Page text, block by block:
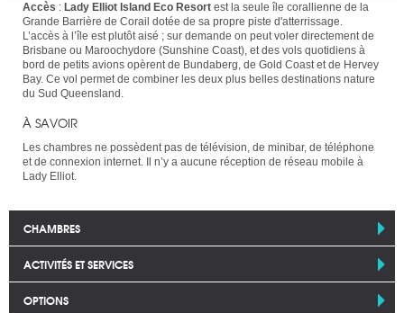
Accès : Lady Elliot Island Eco Resort est la seule île corallienne de la
Grande Barrière de Corail dotée de sa propre piste d'atterrissage.
L’accès à l’île est plutôt aisé ; sur demande on peut voler directement de
Brisbane ou Maroochydore (Sunshine Coast), et des vols quotidiens à
bord de petits avions opèrent de Bundaberg, de Gold Coast et de Hervey
Bay. Ce vol permet de combiner les deux plus belles destinations nature
du Sud Queensland.
À SAVOIR
Les chambres ne possèdent pas de télévision, de minibar, de téléphone
et de connexion internet. Il n’y a aucune réception de réseau mobile à
Lady Elliot.
CHAMBRES
ACTIVITÉS ET SERVICES
OPTIONS